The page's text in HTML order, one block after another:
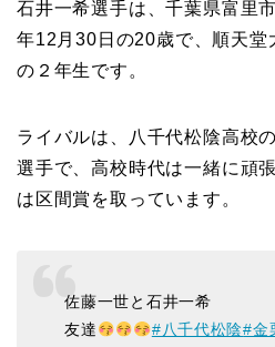
石井一希選手は、千葉県富里
年12月30日の20歳で、 順天堂
の２年生です。
ライバルは、八千代松陰高校
選手で、高校時代は一緒に頑
は区間賞を取っています。
佐藤一世と石井一希
友達
#八千代松陰#金